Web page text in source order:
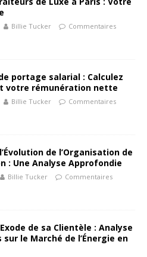
Billie Tucker
Commentaires
portage salarial : Calculez
votre rémunération nette
Billie Tucker
Commentaires
de l’Organisation de
: Une Analyse Approfondie
Billie Tucker
Commentaires
de sa Clientèle : Analyse
le Marché de l’Énergie en